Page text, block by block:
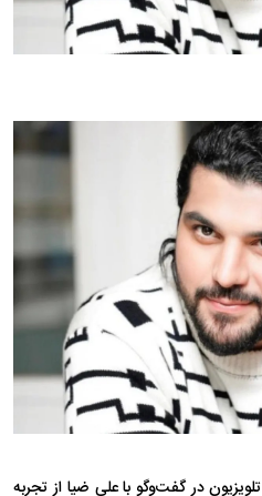
تلویزیون در گفت‌و‌گو با علی ضیا از تجربه